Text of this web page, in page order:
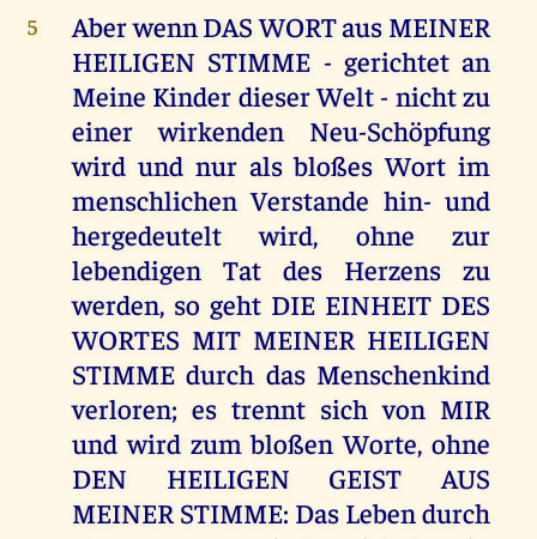
5
Aber wenn DAS WORT aus MEINER
HEILIGEN STIMME - gerichtet an
Meine Kinder dieser Welt - nicht zu
einer wirkenden Neu-Schöpfung
wird und nur als bloßes Wort im
menschlichen Verstande hin- und
hergedeutelt wird, ohne zur
lebendigen Tat des Herzens zu
werden, so geht DIE EINHEIT DES
WORTES MIT MEINER HEILIGEN
STIMME durch das Menschenkind
verloren; es trennt sich von MIR
und wird zum bloßen Worte, ohne
DEN HEILIGEN GEIST AUS
MEINER STIMME: Das Leben durch